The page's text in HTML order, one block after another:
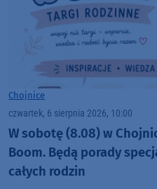
Chojnice
czwartek, 6 sierpnia 2026, 10:00
W sobotę (8.08) w
Boom. Będą porady
całych rodzin